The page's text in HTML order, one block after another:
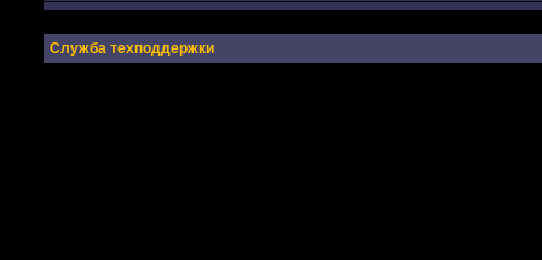
Служба техподдержки